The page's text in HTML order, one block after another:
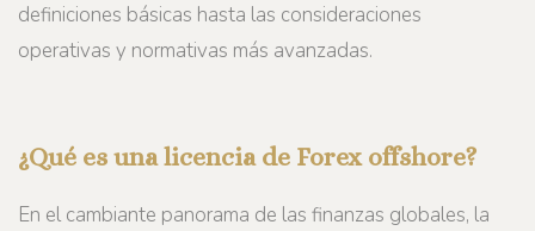
definiciones básicas hasta las consideraciones
operativas y normativas más avanzadas.
¿Qué es una licencia de Forex offshore?
En el cambiante panorama de las finanzas globales, la